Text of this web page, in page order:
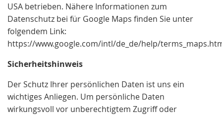
USA betrieben. Nähere Informationen zum
Datenschutz bei für Google Maps finden Sie unter
folgendem Link:
https://www.google.com/intl/de_de/help/
Sicherheitshinweis
Der Schutz Ihrer persönlichen Daten ist uns ein
wichtiges Anliegen. Um persönliche Daten
wirkungsvoll vor unberechtigtem Zugriff oder